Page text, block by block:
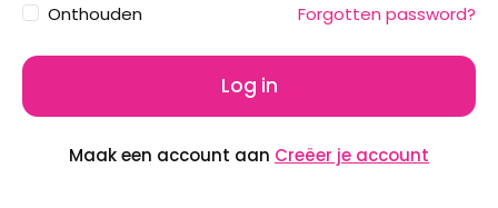
Onthouden Forgotten password?
Log in
Maak een account aan Creëer je account